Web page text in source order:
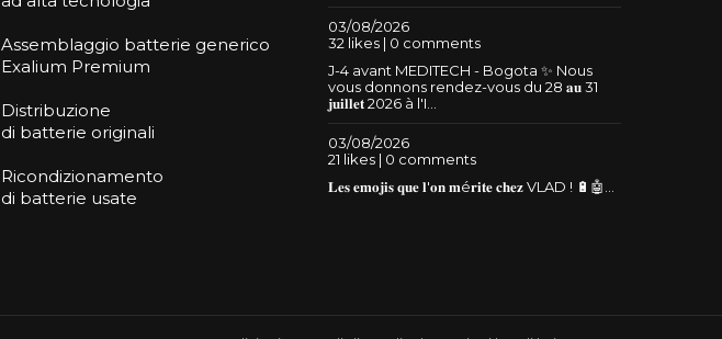
Assemblaggio batterie generico
Exalium Premium
Distribuzione
di batterie originali
Ricondizionamento
di batterie usate
03/08/2026
32 likes | 0 comments
J-4 avant MEDITECH - Bogota ✨ Nous
vous donnons rendez-vous du 28 𝐚𝐮 31
𝐣𝐮𝐢𝐥𝐥𝐞𝐭 2026 à l'I...
03/08/2026
21 likes | 0 comments
𝐋𝐞𝐬 𝐞𝐦𝐨𝐣𝐢𝐬 𝐪𝐮𝐞 𝐥'𝐨𝐧 𝐦é𝐫𝐢𝐭𝐞 𝐜𝐡𝐞𝐳 VLAD ! 🔋🤖...